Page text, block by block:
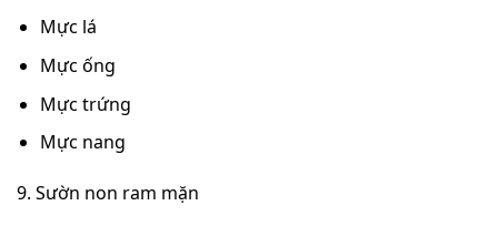
Mực lá
Mực ống
Mực trứng
Mực nang
9. Sườn non ram mặn